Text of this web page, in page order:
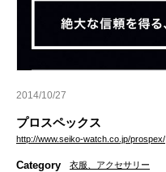
2014/10/27
プロスペックス
http://www.seiko-watch.co.jp/prospex/
Category 衣服、アクセサリー